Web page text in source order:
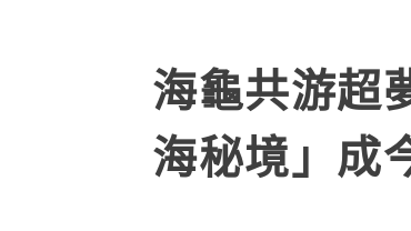
海龜共游超
海秘境」成